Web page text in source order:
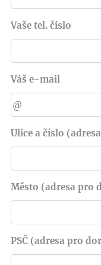
Vaše tel. číslo
Váš e-mail
Ulice a číslo
Město (adresa pro
PSČ (adresa pro